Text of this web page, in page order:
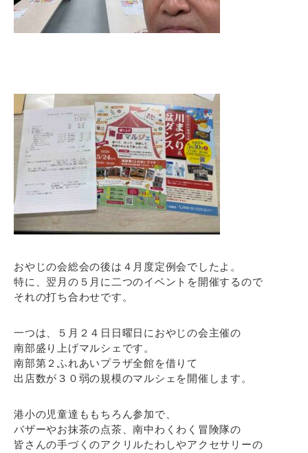
おやじの会総会の後は４月度定例会でしたよ。
特に、翌月の５月に二つのイベントを開催するので
それの打ち合わせです。
一つは、５月２４日日曜日におやじの会主催の
南部盛り上げマルシェです。
南部第２ふれあいプラザ全館を借りて
出店数が３０弱の規模のマルシェを開催します。
港小の児童達ももちろん参加で、
バザーやお抹茶の点茶、南中わくわく冒険隊の
皆さんの手づくのアクリルたわしやアクセサリーの